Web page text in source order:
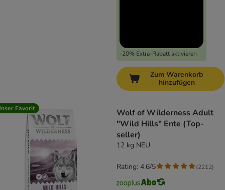
-20% Extra-Rabatt aktivieren
Zum Warenkorb
hinzufügen
Favorit
Wolf of Wilderness Adult
"Wild Hills" Ente (Top-
seller)
12 kg NEU
Rating: 4.6/5 (2212)